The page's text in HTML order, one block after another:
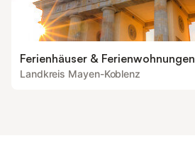
Ferienhäuser & Ferienwohnungen
Landkreis Mayen-Koblenz